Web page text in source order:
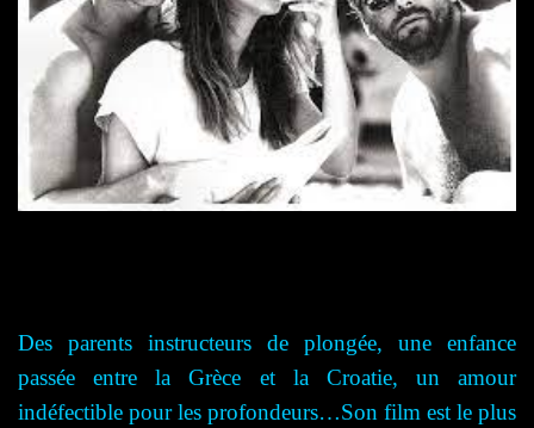
Des parents instructeurs de plongée, une enfance
passée entre la Grèce et la Croatie, un amour
indéfectible pour les profondeurs…Son film est le plus